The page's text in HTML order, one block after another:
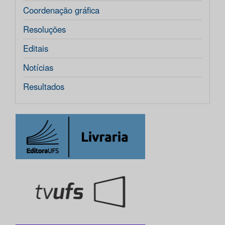
Coordenação gráfica
Resoluções
Editais
Notícias
Resultados